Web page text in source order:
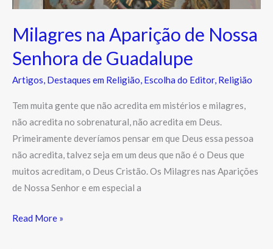
Milagres na Aparição de Nossa
Senhora de Guadalupe
Artigos, Destaques em Religião, Escolha do Editor, Religião
Tem muita gente que não acredita em mistérios e milagres,
não acredita no sobrenatural, não acredita em Deus.
Primeiramente deveríamos pensar em que Deus essa pessoa
não acredita, talvez seja em um deus que não é o Deus que
muitos acreditam, o Deus Cristão. Os Milagres nas Aparições
de Nossa Senhor e em especial a
Read More »